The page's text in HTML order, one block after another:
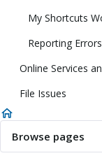
My Shortcuts
Reporting
Online Services
File Issues
Browse pages